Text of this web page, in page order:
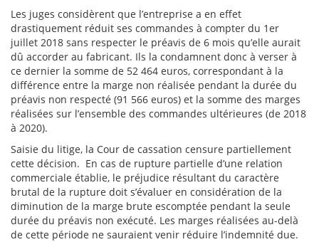
Les juges considèrent que l’entreprise a en effet
drastiquement réduit ses commandes à compter du 1er
juillet 2018 sans respecter le préavis de 6 mois qu’elle aurait
dû accorder au fabricant. Ils la condamnent donc à verser à
ce dernier la somme de 52 464 euros, correspondant à la
différence entre la marge non réalisée pendant la durée du
préavis non respecté (91 566 euros) et la somme des marges
réalisées sur l’ensemble des commandes ultérieures (de 2018
à 2020).
Saisie du litige, la Cour de cassation censure partiellement
cette décision. En cas de rupture partielle d’une relation
commerciale établie, le préjudice résultant du caractère
brutal de la rupture doit s’évaluer en considération de la
diminution de la marge brute escomptée pendant la seule
durée du préavis non exécuté. Les marges réalisées au-delà
de cette période ne sauraient venir réduire l’indemnité due.